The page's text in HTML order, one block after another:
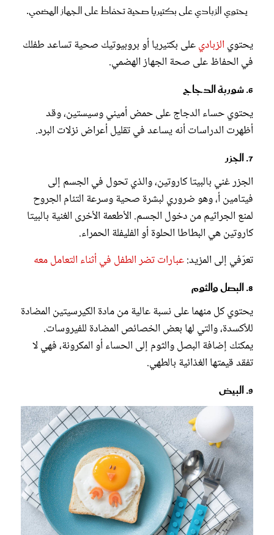
يحتوي الزبادي على بكتيريا صحية تحفاظ على الجهاز الهضمي.
يحتوي الزباديعلى بكتيريا أو بروبيوتيك صحية تساعد طفلك
في الحفاظ على صحة الجهاز الهضمي.
6. شوربة الدجاج
يحتوي حساء الدجاج على حمض أميني وسيستين، وقد
أظهرت الدراسات أنه يساعد في تقليل أعراض نزلات البرد.
7. الجزر
الجزر غني بالبيتا كاروتين، والذي تحول في الجسم إلى
فيتامين أ، وهو ضروري لبشرة صحية وسرعة التئام الجروح
لمنع الجراثيم من دخول الجسم. الأطعمة الأخرى الغنية بالبيتا
كاروتين هي البطاطا الحلوة أو الفليفلة الحمراء.
تعرّفي إلى المزيد:عبارات تضر الطفل في أثناء التعامل معه
8. البصل والثوم
يحتوي كل منهما على نسبة عالية من مادة الكيرسيتين المضادة
للأكسدة، والتي لها بعض الخصائص المضادة للفيروسات.
يمكنك إضافة البصل والثوم إلى الحساء أو المكرونة، فهي لا
تفقد قيمتها الغذائية بالطهي.
9. البيض